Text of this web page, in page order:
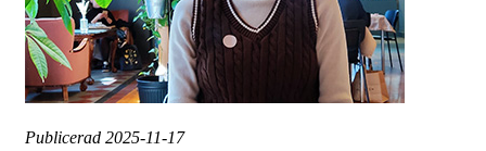
Publicerad 2025-11-17